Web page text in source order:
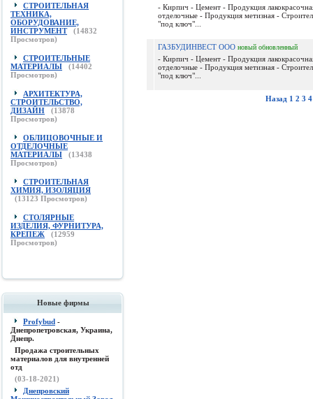
СТРОИТЕЛЬНАЯ
ТЕХНИКА,
ОБОРУДОВАНИЕ,
ИНСТРУМЕНТ
(14832
Просмотров)
СТРОИТЕЛЬНЫЕ
МАТЕРИАЛЫ
(14402
Просмотров)
АРХИТЕКТУРА,
СТРОИТЕЛЬСТВО,
ДИЗАЙН
(13878
Просмотров)
ОБЛИЦОВОЧНЫЕ И
ОТДЕЛОЧНЫЕ
МАТЕРИАЛЫ
(13438
Просмотров)
СТРОИТЕЛЬНАЯ
ХИМИЯ, ИЗОЛЯЦИЯ
(13123 Просмотров)
СТОЛЯРНЫЕ
ИЗДЕЛИЯ, ФУРНИТУРА,
КРЕПЕЖ
(12959
Просмотров)
Новые фирмы
Profybud -
Днепропетровская, Украина,
Днепр.
Продажа строительных
материалов для внутренней
отд
(03-18-2021)
Днепровский
- Кирпич - Цемент - Продукция
отделочные - Продукция метизная -
"под ключ"...
ГАЗБУДИНВЕСТ ООО новый обновленный
- Кирпич - Цемент - Продукция
отделочные - Продукция метизная -
"под ключ"...
Назад 1 2 3 4